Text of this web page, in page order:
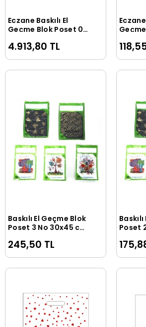
Sepete Ekle
Eczane Baskılı El
Geçme Blok Poşet 0
Adet )
4.913,80 TL
Eczane
Adet )
Sepete Ekle
Baskılı El Geçme Blok
Poşet 3 No 30x45 cm
245,50 TL
Poşet